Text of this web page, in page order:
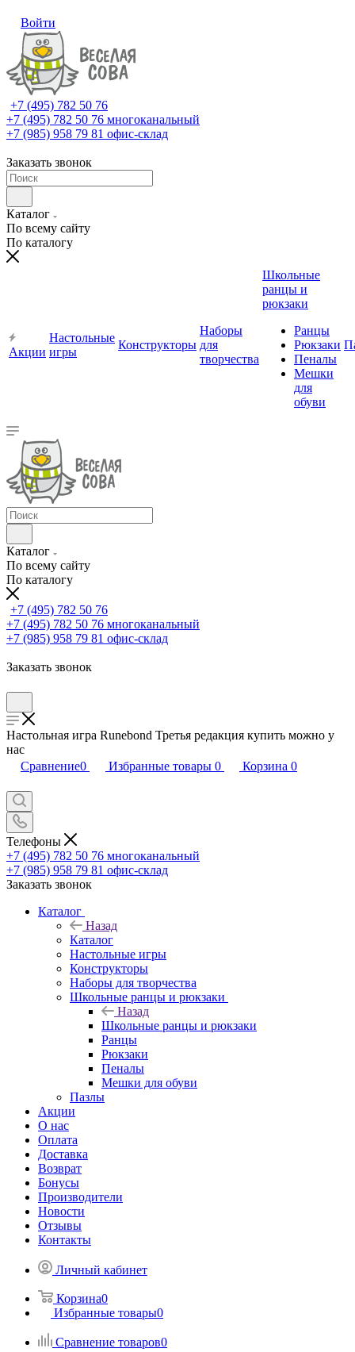
Войти
+7 (495) 782 50 76
+7 (495) 782 50 76 многоканальный
+7 (985) 958 79 81 офис-склад
Заказать звонок
Каталог
По всему сайту
По каталогу
Акции
Настольные
игры
Конструкторы
Наборы
для
творчества
Школьные
ранцы и
рюкзаки
Ранцы
Рюкзаки
Пеналы
Мешки
для
обуви
Каталог
По всему сайту
По каталогу
+7 (495) 782 50 76
+7 (495) 782 50 76 многоканальный
+7 (985) 958 79 81 офис-склад
Заказать звонок
Настольная игра Runebond Третья редакция купить можно у
нас
Сравнение0 Избранные товары 0 Корзина 0
Телефоны
+7 (495) 782 50 76 многоканальный
+7 (985) 958 79 81 офис-склад
Заказать звонок
Каталог
Назад
Каталог
Настольные игры
Конструкторы
Наборы для творчества
Школьные ранцы и рюкзаки
Назад
Школьные ранцы и рюкзаки
Ранцы
Рюкзаки
Пеналы
Мешки для обуви
Пазлы
Акции
О нас
Оплата
Доставка
Возврат
Бонусы
Производители
Новости
Отзывы
Контакты
Личный кабинет
Корзина0
Избранные товары0
Сравнение товаров0